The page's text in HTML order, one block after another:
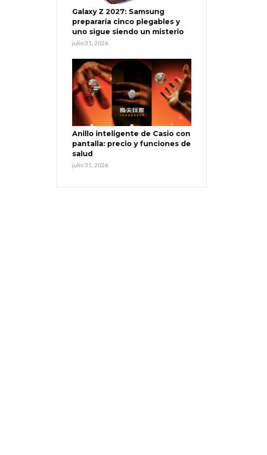
Galaxy Z 2027: Samsung
prepararía cinco plegables y
uno sigue siendo un misterio
julio 31, 2026
Anillo inteligente de Casio con
pantalla: precio y funciones de
salud
julio 31, 2026